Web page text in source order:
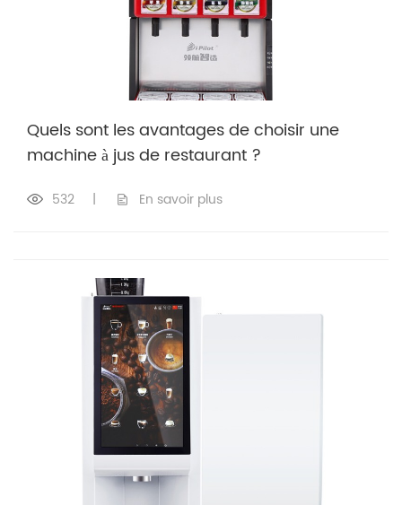
Quels sont les avantages de choisir une
machine à jus de restaurant ?
532 | En savoir plus